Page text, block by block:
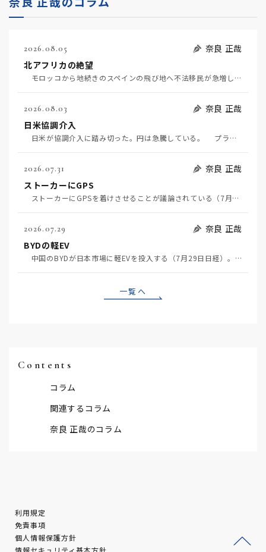
2026.08.05
奈良 正哉
北アフリカの絶望
モロッコから地続きのスペインの飛び地へ不法移民が急増していて、当地の大問題となっている。「海を泳い…
2026.08.03
奈良 正哉
日米協調介入
日米が協調介入に踏み切った。円は急騰している。 プラザ合意以降、協調介入は為替相場の転機になって…
2026.07.31
奈良 正哉
ストーカーにGPS
ストーカーにGPSを着けさせることが議論されている（7月29日日経）。反対派は「ストーカーにも人権…
2026.07.29
奈良 正哉
BYDの軽EV
中国のBYDが日本市場に軽EVを投入する（7月29日日経）。この報道について思うこと3つ。 一つ…
一覧へ
Contents
コラム
関連するコラム
奈良 正哉のコラム
利用規定
免責事項
個人情報保護方針
情報セキュリティ基本方針